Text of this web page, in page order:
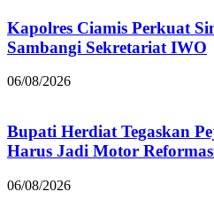
Kapolres Ciamis Perkuat
Sambangi Sekretariat IWO
06/08/2026
Bupati Herdiat Tegaskan
Harus Jadi Motor
06/08/2026